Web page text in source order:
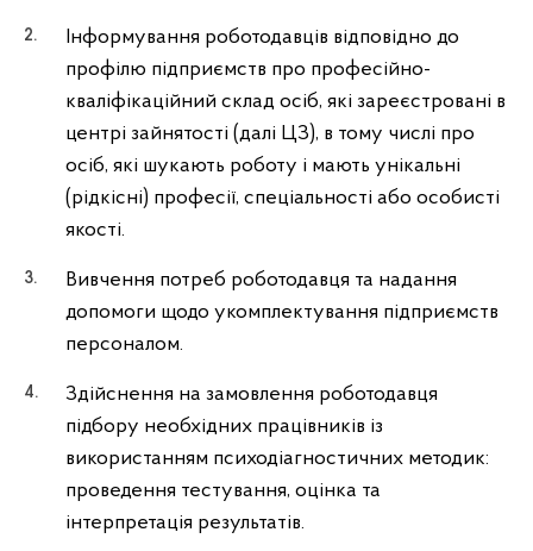
Інформування роботодавців відповідно до
профілю підприємств про професійно-
кваліфікаційний склад осіб, які зареєстровані в
центрі зайнятості (далі ЦЗ), в тому числі про
осіб, які шукають роботу і мають унікальні
(рідкісні) професії, спеціальності або особисті
якості.
Вивчення потреб роботодавця та надання
допомоги щодо укомплектування підприємств
персоналом.
Здійснення на замовлення роботодавця
підбору необхідних працівників із
використанням психодіагностичних методик:
проведення тестування, оцінка та
інтерпретація результатів.